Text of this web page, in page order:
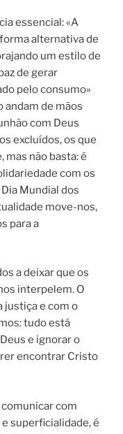
essencial: «A
alternativa de
um estilo de
de gerar
pelo consumo»
andam de mãos
com Deus
excluídos, os que
não basta: é
com os
Mundial dos
move-nos,
para a
a deixar que os
interpelem. O
justiça e com o
tudo está
e ignorar o
encontrar Cristo
com
superficialidade, é